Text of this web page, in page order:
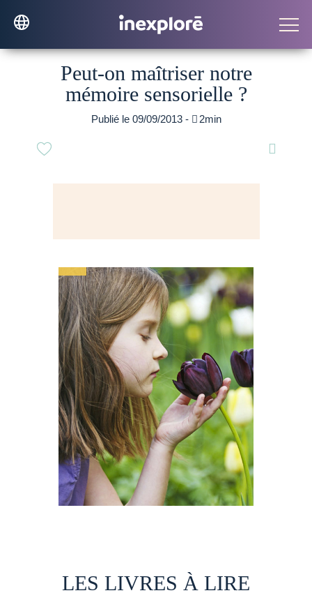
Peut-on maîtriser notre
mémoire sensorielle ?
Publié le 09/09/2013 -  2min

LES LIVRES À LIRE